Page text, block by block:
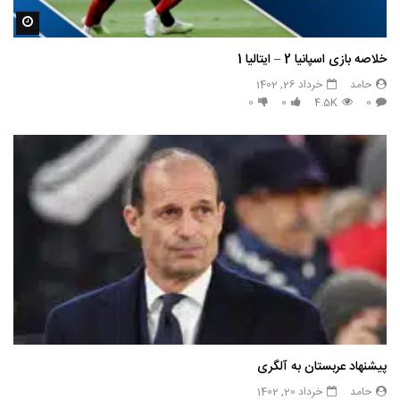
خلاصه بازی اسپانیا 2 – ایتالیا 1
حامد
خرداد 26, 1402
0
4.5K
0
0
پیشنهاد عربستان به آلگری
حامد
خرداد 20, 1402